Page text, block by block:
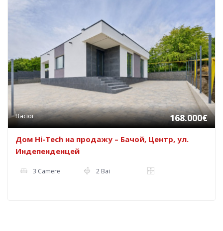
Bacioi 168.000€
Дом Hi-Tech на продажу – Бачой, Центр, ул.
Индепенденцей
3 Camere 2 Bai